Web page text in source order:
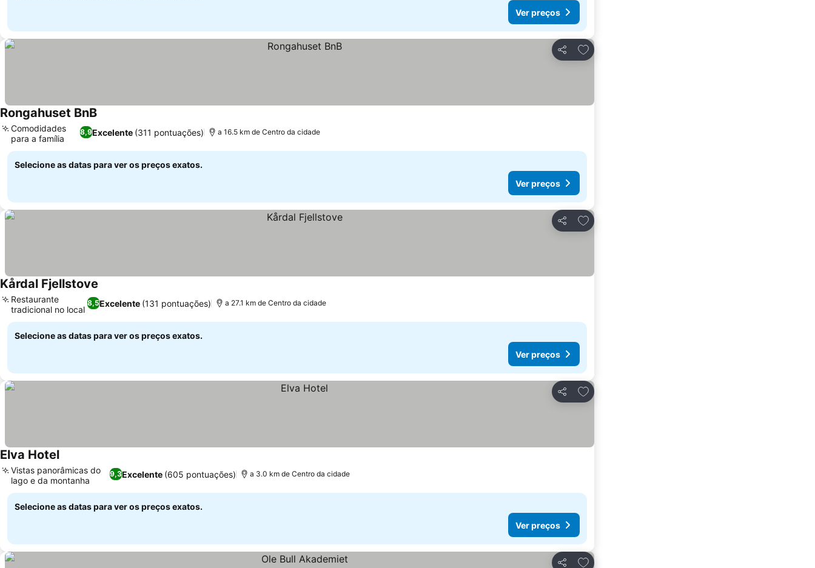
Ver preços
Partilhar
Adicionar aos favoritos
Rongahuset BnBVer preços
8,9Excelente (311 pontuações)
Comodidades
para a família
a 16.5 km de Centro da cidade
Selecione as datas para ver os preços exatos.
Ver preços
Partilhar
Adicionar aos favoritos
Kårdal Fjellstove
8,5Excelente (131 pontuações)
Restaurante
tradicional no local
a 27.1 km de Centro da cidade
Selecione as datas para ver os preços exatos.
Ver preços
Partilhar
Adicionar aos favoritos
Elva HotelVer preços
9,3Excelente (605 pontuações)
Vistas panorâmicas do
lago e da montanha
a 3.0 km de Centro da cidade
Selecione as datas para ver os preços exatos.
Ver preços
Adicionar aos favoritos